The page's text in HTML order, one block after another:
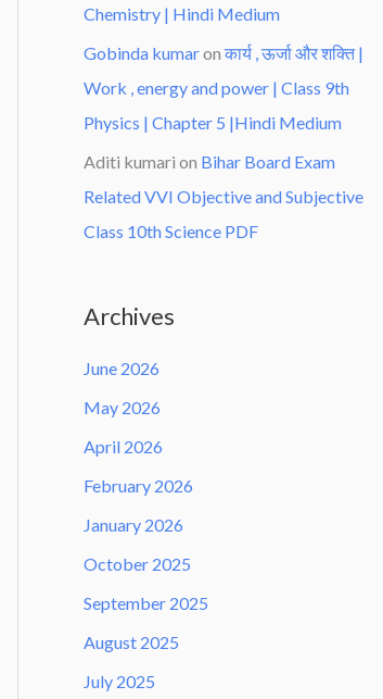
Chemistry | Hindi Medium
Gobinda kumaron कार्य , ऊर्जा और शक्ति |
Work , energy and power | Class 9th
Physics | Chapter 5 |Hindi Medium
Aditi kumari on Bihar Board Exam
Related VVI Objective and Subjective
Class 10th Science PDF
Archives
June 2026
May 2026
April 2026
February 2026
January 2026
October 2025
September 2025
August 2025
July 2025